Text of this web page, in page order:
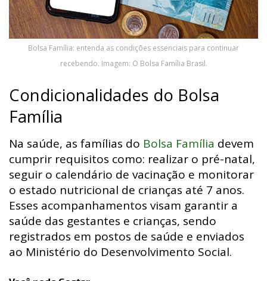
Bolsa Família: entenda as condições essenciais para continuar
recebendo. Imagem: O Bolsa Família Brasil.
Condicionalidades do Bolsa
Família
Na saúde, as famílias do Bolsa Família devem
cumprir requisitos como: realizar o pré-natal,
seguir o calendário de vacinação e monitorar
o estado nutricional de crianças até 7 anos.
Esses acompanhamentos visam garantir a
saúde das gestantes e crianças, sendo
registrados em postos de saúde e enviados
ao Ministério do Desenvolvimento Social.